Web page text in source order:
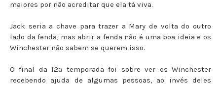
maiores por não acreditar que ela tá viva.
Jack seria a chave para trazer a Mary de volta do outro
lado da fenda, mas abrir a fenda não é uma boa ideia e os
Winchester não sabem se querem isso.
O final da 12ª temporada foi sobre ver os Winchester
recebendo ajuda de algumas pessoas, ao invés deles